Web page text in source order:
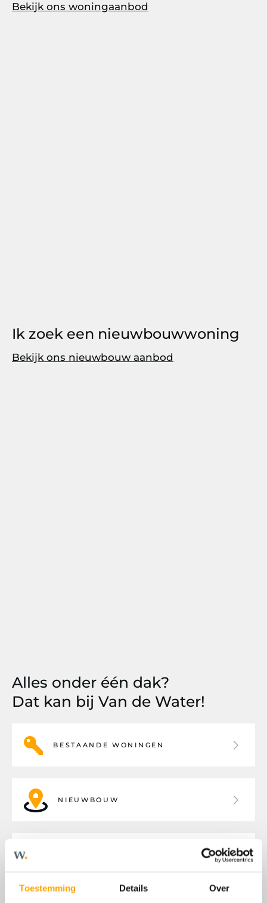
Toestemming Details Over
Bekijk ons woningaanbod
Ik zoek een nieuwbouwwoning
Bekijk ons nieuwbouw aanbod
Alles onder één dak?
Dat kan bij Van de Water!
BESTAANDE WONINGEN
NIEUWBOUW